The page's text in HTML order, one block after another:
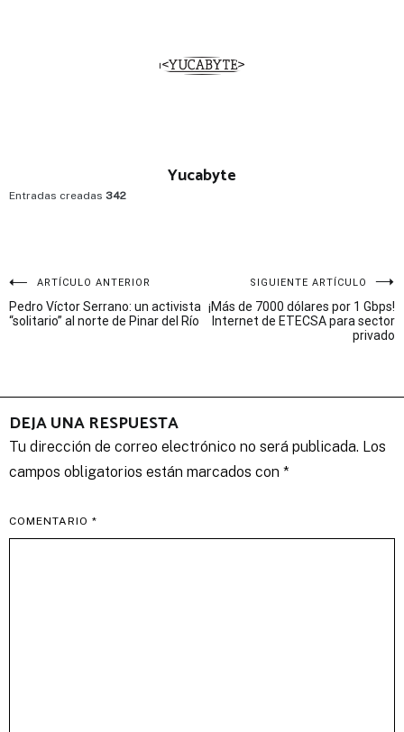
Yucabyte
Entradas creadas 342
Navegación
de
ARTÍCULO ANTERIOR
Pedro Víctor Serrano: un activista
“solitario” al norte de Pinar del Río
SIGUIENTE ARTÍCULO
¡Más de 7000 dólares por 1 Gbps!
Internet de ETECSA para sector
privado
DEJA UNA RESPUESTA
Tu dirección de correo electrónico no será publicada. Los
campos obligatorios están marcados con *
COMENTARIO *